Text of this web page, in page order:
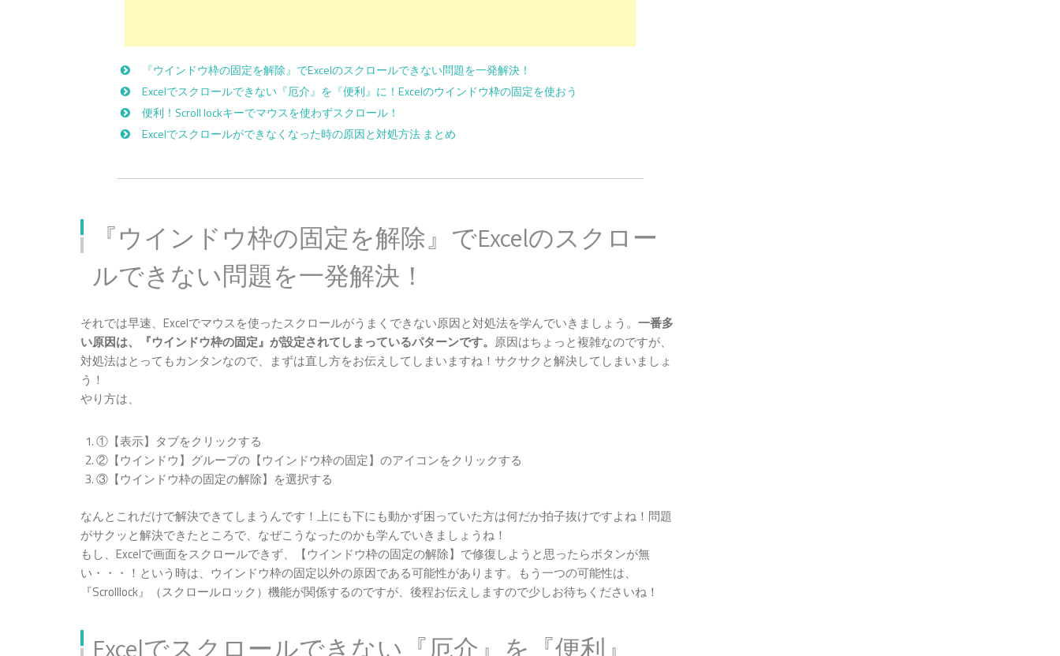
『ウインドウ枠の固定を解除』でExcelのスクロールできない問題を一発解決！
Excelでスクロールできない『厄介』を『便利』に！Excelのウインドウ枠の固定を使おう
便利！Scroll lockキーでマウスを使わずスクロール！
Excelでスクロールができなくなった時の原因と対処方法 まとめ
『ウインドウ枠の固定を解除』でExcelのスクロー
ルできない問題を一発解決！
それでは早速、Excelでマウスを使ったスクロールがうまくできない原因と対処法を学んでいきましょう。 一番多
い原因は、『ウインドウ枠の固定』が設定されてしまっているパターンです。 原因はちょっと複雑なのですが、
対処法はとってもカンタンなので、まずは直し方をお伝えしてしまいますね！サクサクと解決してしまいましょ
う！
やり方は、
①【表示】タブをクリックする
②【ウインドウ】グループの【ウインドウ枠の固定】のアイコンをクリックする
③【ウインドウ枠の固定の解除】を選択する
なんとこれだけで解決できてしまうんです！上にも下にも動かず困っていた方は何だか拍子抜けですよね！問題
がサクッと解決できたところで、なぜこうなったのかも学んでいきましょうね！
もし、Excelで画面をスクロールできず、【ウインドウ枠の固定の解除】で修復しようと思ったらボタンが無
い・・・！という時は、ウインドウ枠の固定以外の原因である可能性があります。もう一つの可能性は、
『Scrolllock』（スクロールロック）機能が関係するのですが、後程お伝えしますので少しお待ちくださいね！
Excelでスクロールできない『厄介』を『便利』